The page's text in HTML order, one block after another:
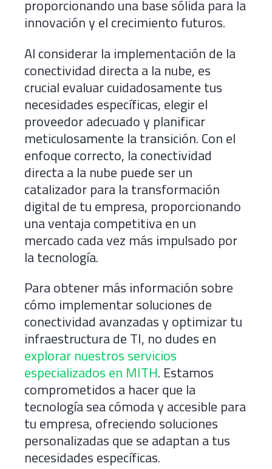
proporcionando una base sólida para la
innovación y el crecimiento futuros.
Al considerar la implementación de la
conectividad directa a la nube, es
crucial evaluar cuidadosamente tus
necesidades específicas, elegir el
proveedor adecuado y planificar
meticulosamente la transición. Con el
enfoque correcto, la conectividad
directa a la nube puede ser un
catalizador para la transformación
digital de tu empresa, proporcionando
una ventaja competitiva en un
mercado cada vez más impulsado por
la tecnología.
Para obtener más información sobre
cómo implementar soluciones de
conectividad avanzadas y optimizar tu
infraestructura de TI, no dudes en
explorar nuestros servicios
especializados en MITH. Estamos
comprometidos a hacer que la
tecnología sea cómoda y accesible para
tu empresa, ofreciendo soluciones
personalizadas que se adaptan a tus
necesidades específicas.